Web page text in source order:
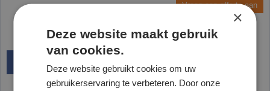
Vraag een offerte aan
×
Deze website maakt gebruik
van cookies.
Deze website gebruikt cookies om uw
gebruikerservaring te verbeteren. Door onze